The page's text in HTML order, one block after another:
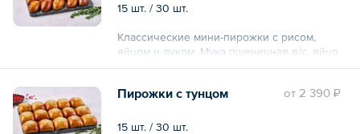
15 шт. / 30 шт.
Классические мини-пирожки с рисом,
яйцом и луком. Мука пшеничная в/с, яйцо,
вода, молоко, масло сливочное, дрожжи,
специи.
oт 2 390 ₽
Пирожки с тунцом
15 шт. / 30 шт.